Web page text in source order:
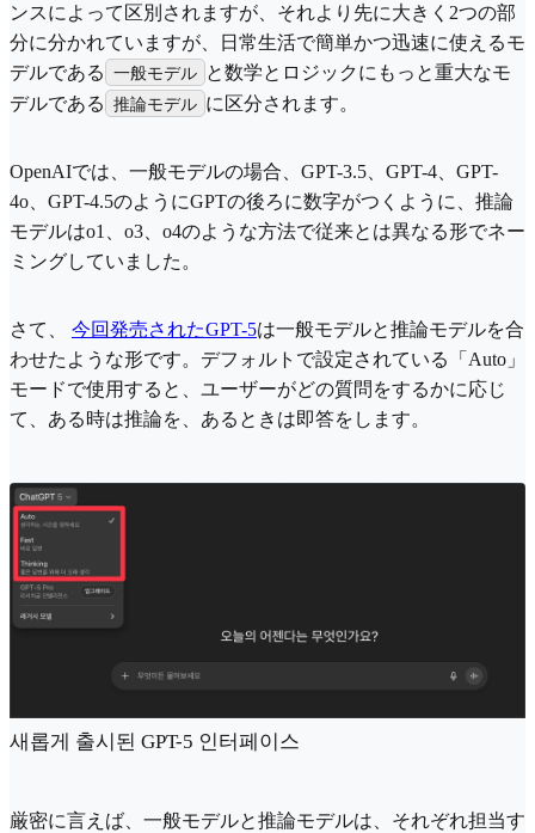
ンスによって区別されますが、それより先に大きく2つの部
分に分かれていますが、日常生活で簡単かつ迅速に使えるモ
デルである 一般モデル と数学とロジックにもっと重大なモ
デルである 推論モデル に区分されます。
OpenAIでは、一般モデルの場合、GPT-3.5、GPT-4、GPT-
4o、GPT-4.5のようにGPTの後ろに数字がつくように、推論
モデルはo1、o3、o4のような方法で従来とは異なる形でネー
ミングしていました。
さて、 今回発売されたGPT-5は一般モデルと推論モデルを合
わせたような形です。デフォルトで設定されている「Auto」
モードで使用すると、ユーザーがどの質問をするかに応じ
て、ある時は推論を、あるときは即答をします。
새롭게 출시된 GPT-5 인터페이스
厳密に言えば、一般モデルと推論モデルは、それぞれ担当す